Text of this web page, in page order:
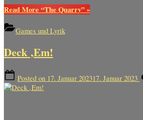
Read More “The Quarry”»
Games und Lyrik
Deck ‚Em!
Posted on 17. Januar 202317. Januar 2023